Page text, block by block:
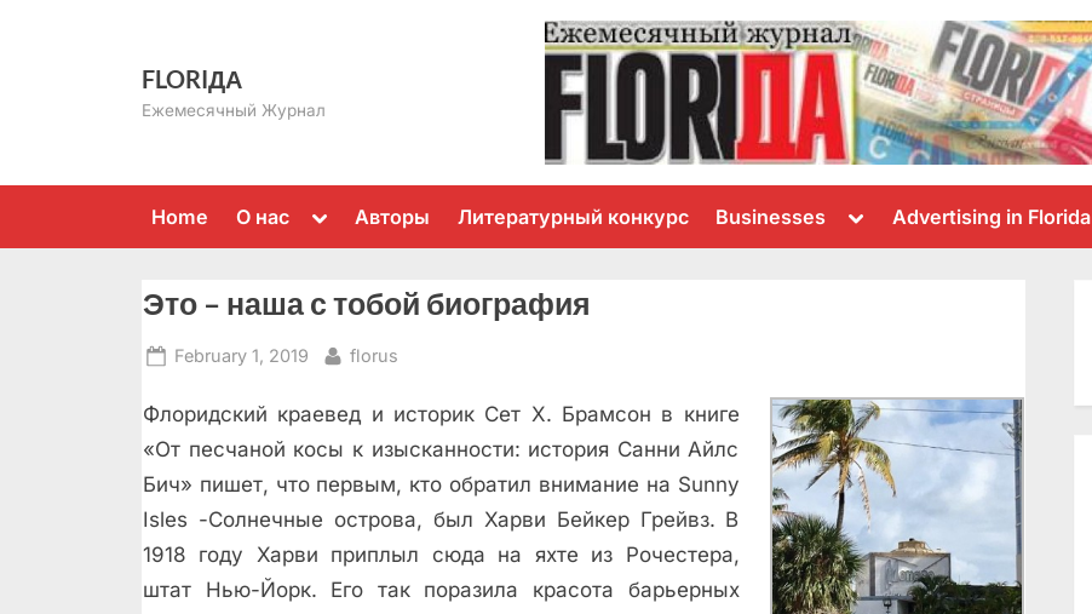
FLORIДА
Ежемесячный Журнал
Home О нас
Toggle
menu
Авторы Литературный конкурс Businesses
Toggle
menu
Advertising in Florida
Это – наша с тобой биография
Posted
February 1, 2019 By
florus
Флоридский краевед и историк Сет Х. Брамсон в книге
«От песчаной косы к изысканности: история Санни Айлс
Бич» пишет, что первым, кто обратил внимание на Sunny
Isles -Солнечные острова, был Харви Бейкер Грейвз. В
1918 году Харви приплыл сюда на яхте из Рочестера,
штат Нью-Йорк. Его так поразила красота барьерных